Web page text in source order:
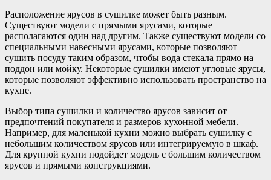
Расположение ярусов в сушилке может быть разным.
Существуют модели с прямыми ярусами, которые
располагаются один над другим. Также существуют модели со
специальными навесными ярусами, которые позволяют
сушить посуду таким образом, чтобы вода стекала прямо на
поддон или мойку. Некоторые сушилки имеют угловые ярусы,
которые позволяют эффективно использовать пространство на
кухне.
Выбор типа сушилки и количество ярусов зависит от
предпочтений покупателя и размеров кухонной мебели.
Например, для маленькой кухни можно выбрать сушилку с
небольшим количеством ярусов или интегрируемую в шкаф.
Для крупной кухни подойдет модель с большим количеством
ярусов и прямыми конструкциями.